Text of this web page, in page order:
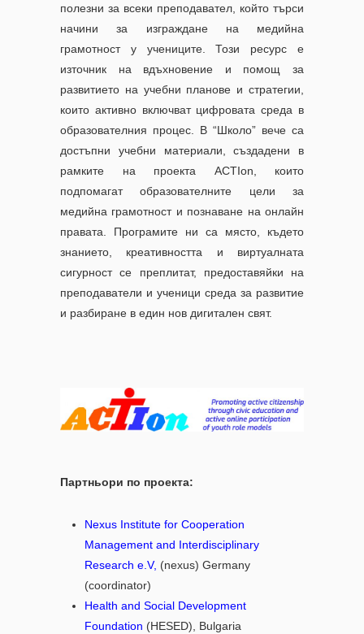
полезни за всеки преподавател, който търси
начини за изграждане на медийна
грамотност у учениците. Този ресурс е
източник на вдъхновение и помощ за
развитието на учебни планове и стратегии,
които активно включват цифровата среда в
образователния процес. В “Школо” вече са
достъпни учебни материали, създадени в
рамките на проекта ACTIon, които
подпомагат образователните цели за
медийна грамотност и познаване на онлайн
правата. Програмите ни са място, където
знанието, креативността и виртуалната
сигурност се преплитат, предоставяйки на
преподаватели и ученици среда за развитие
и разбиране в един нов дигитален свят.
Партньори по проекта:
Nexus Institute for Cooperation
Management and Interdisciplinary
Research e.V, (nexus) Germany
(coordinator)
Health and Social Development
Foundation (HESED), Bulgaria